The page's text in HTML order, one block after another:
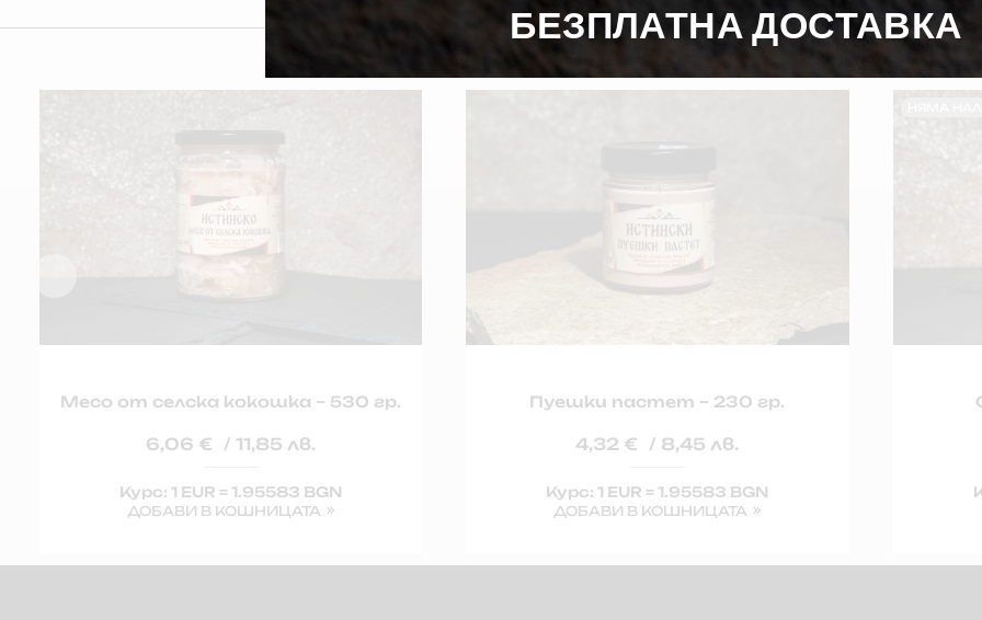
Подобни продукти
Месо от селска кокошка – 530 гр.
6,06 € / 11,85 лв.
Курс: 1 EUR = 1.95583 BGN
ДОБАВИ В КОШНИЦАТА
Пуешки пастет – 230 гр.
4,32 € / 8,45 лв.
Курс: 1 EUR = 1.95583 BGN
ДОБАВИ В КОШНИЦАТА
БЕЗПЛАТНА ДОСТАВКА